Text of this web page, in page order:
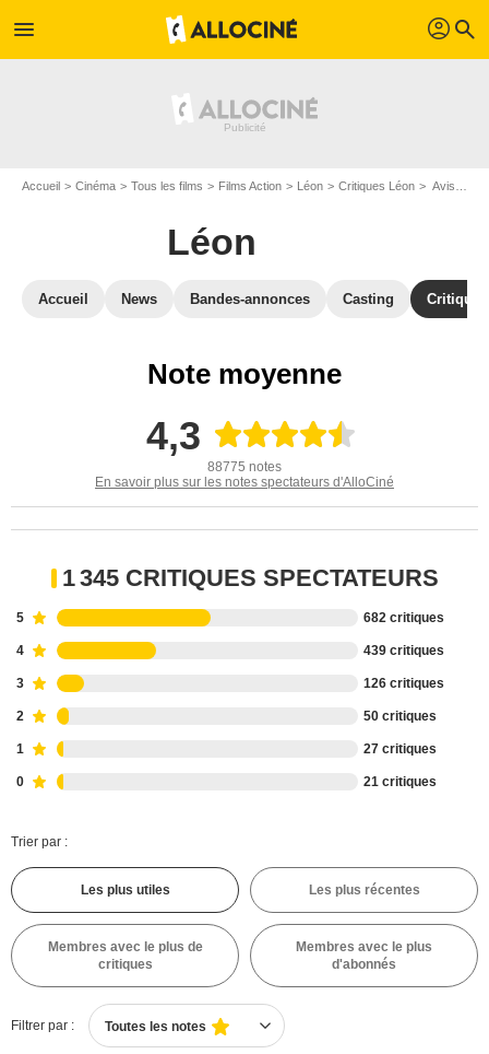
menu profil search
Accueil Cinéma Tous les films Films Action Léon Critiques Léon Avis : Léon - Page 2
Léon
Accueil News Bandes-annonces Casting
Note moyenne
4,3
88775 notes
En savoir plus sur les notes spectateurs d'AlloCiné
1 345 CRITIQUES SPECTATEURS
5 682 critiques
4 439 critiques
3 126 critiques
2 50 critiques
1 27 critiques
0 21 critiques
Trier par :
Les plus utiles Les plus récentes
Membres avec le plus de
critiques
Membres avec le plus
d'abonnés
Filtrer par : Toutes les notes